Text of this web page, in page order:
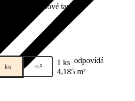
Lepidlo na vliesové tapety
ks m² 1 ks odpovídá
4,185 m²